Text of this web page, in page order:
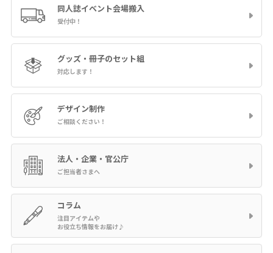
同人誌イベント会場搬入
受付中！
グッズ・冊子のセット組
対応します！
デザイン制作
ご相談ください！
法人・企業・官公庁
ご担当者さまへ
コラム
注目アイテムや
お役立ち情報をお届け♪